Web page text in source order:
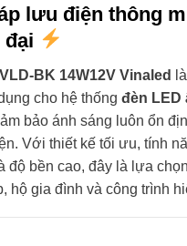
lưu điện thông
đại
BK 14W12V Vinaled
cho hệ thống đèn LED
bảo ánh sáng luôn ổn
Với thiết kế tối ưu, tính
độ bền cao, đây là lựa
hộ gia đình và công trình